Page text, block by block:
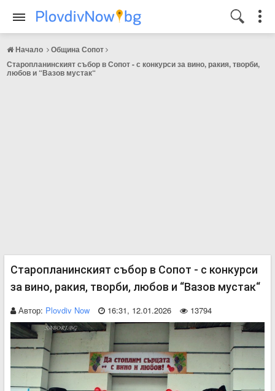
Начало
Община Сопот
Старопланинският събор в Сопот - с конкурси за вино, ракия, творби,
любов и “Вазов мустак“
Старопланинският събор в Сопот - с конкурси
за вино, ракия, творби, любов и “Вазов мустак“
Автор: Plovdiv Now 16:31, 12.01.2026 13794